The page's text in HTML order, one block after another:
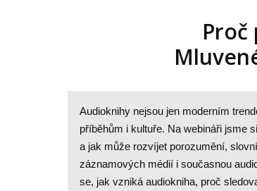
Audioknihy nejsou jen moderním
příběhům i kultuře. Na webináři jsme
a jak může rozvíjet porozumění,
záznamových médií i současnou
se, jak vzniká audiokniha, proč